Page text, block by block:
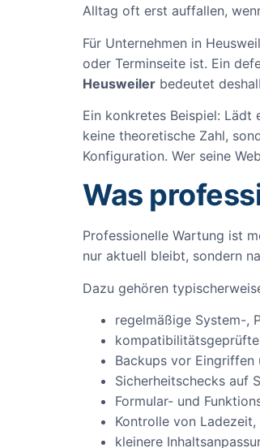
Alltag oft erst auffallen,
Für Unternehmen in
oder Terminseite ist. Ein
Heusweiler bedeutet
Ein konkretes Beispiel: Lädt
keine theoretische Zahl,
Konfiguration. Wer seine
Was
Professionelle Wartung ist
nur aktuell bleibt, sondern
Dazu gehören
regelmäßige System-,
Backups vor
Sicherheitschecks auf
Formular- und
Kontrolle von
kleinere